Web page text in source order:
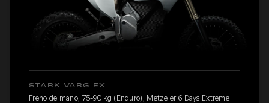
STARK VARG EX
Freno de mano, 75-90 kg (Enduro), Metzeler 6 Days Extreme